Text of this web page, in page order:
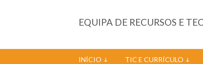
EQUIPA DE RECURSOS E
INÍCIO TIC E CURRÍCULO